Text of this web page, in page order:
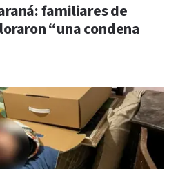
familiares de
“una condena